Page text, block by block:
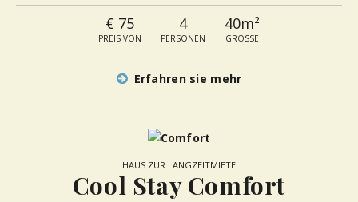
€ 75
PREIS VON
4
PERSONEN
40m²
GRÖSSE
Erfahren sie mehr
HAUS ZUR LANGZEITMIETE
Cool Stay Comfort